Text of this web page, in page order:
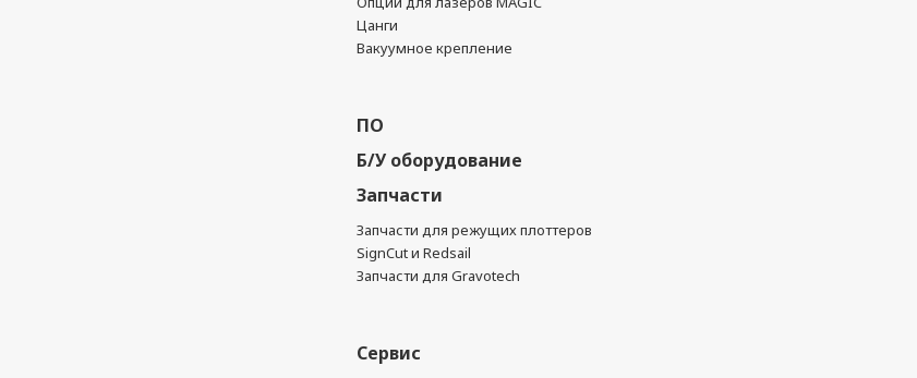
Цанги
Вакуумное крепление
ПО
Б/У оборудование
Запчасти
Запчасти для режущих плоттеров
SignCut и Redsail
Запчасти для Gravotech
Сервис